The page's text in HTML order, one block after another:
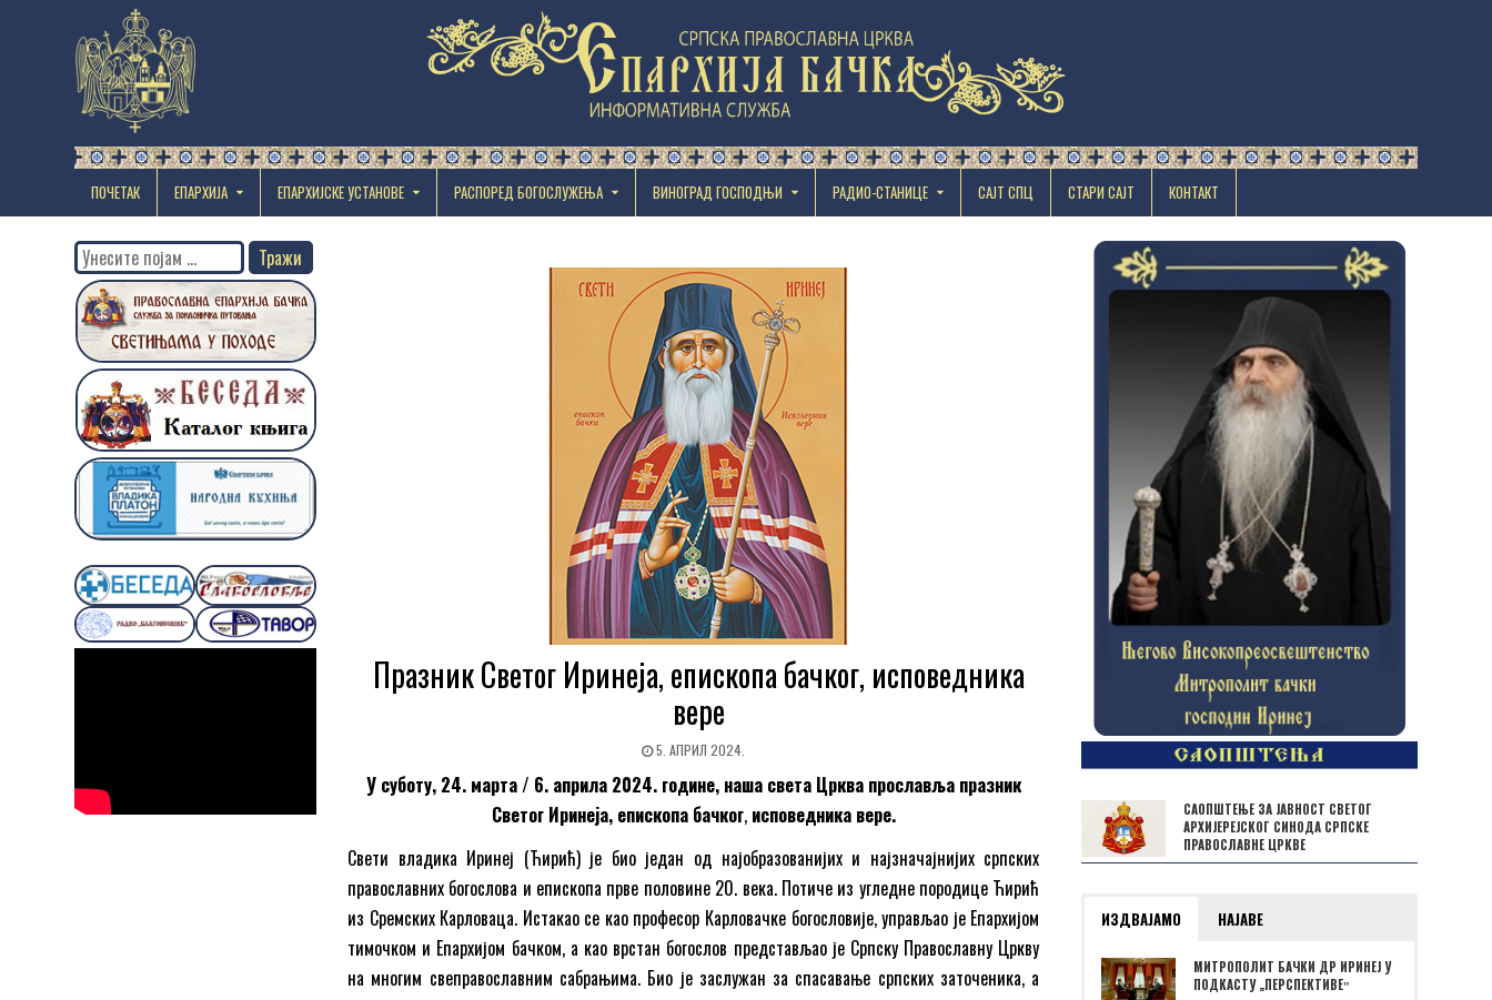
ПОЧЕТАК ЕПАРХИЈА EПАРХИЈСКЕ УСТАНОВЕ РАСПОРЕД БОГОСЛУЖЕЊА ВИНОГРАД ГОСПОДЊИ РАДИО-СТАНИЦЕ САЈТ СПЦ СТАРИ САЈТ КОНТАКТ
Празник Светог Иринеја, епископа бачког, исповедника
вере
5. АПРИЛ 2024.
У суботу, 24. марта / 6. априла 2024. године, наша света Црква прославља празник
Светог Иринеја, епископа бачког, исповедника вере.
Свети владика Иринеј (Ћирић) је био један од најобразованијих и најзначајнијих српских
православних богослова и епископа прве половине 20. века. Потиче из угледне породице Ћирић
из Сремских Карловаца. Истакао се као професор Карловачке богословије, управљао је Епархијом
тимочком и Епархијом бачком, а као врстан богослов представљао је Српску Православну Цркву
на многим свеправославним сабрањима. Био је заслужан за спасавање српских заточеника, а
Search
for:
САОПШТЕЊЕ ЗА ЈАВНОСТ СВЕТОГ
АРХИЈЕРЕЈСКОГ СИНОДА СРПСКЕ
ПРАВОСЛАВНЕ ЦРКВЕ
ИЗДВАЈАМО НАЈАВЕ
МИТРОПОЛИТ БАЧКИ ДР ИРИНЕЈ У
ПОДКАСТУ „ПЕРСПЕКТИВЕˮ